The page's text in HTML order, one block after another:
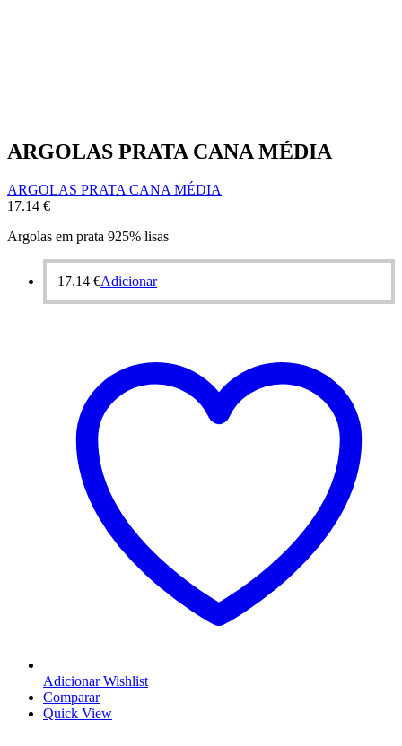
ARGOLAS PRATA CANA MÉDIA
ARGOLAS PRATA CANA MÉDIA
17.14 €
Argolas em prata 925% lisas
17.14 €Adicionar
Adicionar Wishlist
Comparar
Quick View